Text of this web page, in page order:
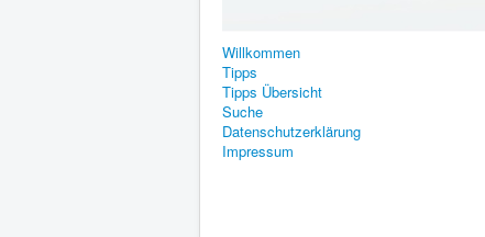
Willkommen
Tipps
Tipps Übersicht
Suche
Datenschutzerklärung
Impressum